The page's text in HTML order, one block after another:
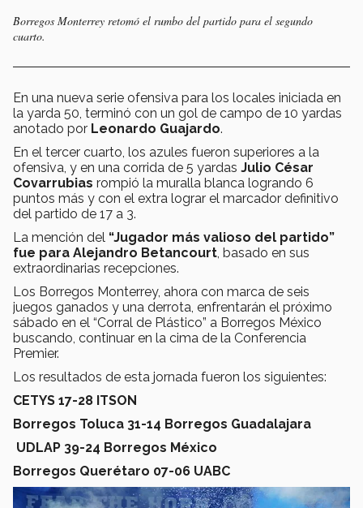
Borregos Monterrey retomó el rumbo del partido para el segundo
cuarto.
En una nueva serie ofensiva para los locales iniciada en
la yarda 50, terminó con un gol de campo de 10 yardas
anotado por Leonardo Guajardo.
En el tercer cuarto, los azules fueron superiores a la
ofensiva, y en una corrida de 5 yardas Julio César
Covarrubias rompió la muralla blanca logrando 6
puntos más y con el extra lograr el marcador definitivo
del partido de 17 a 3.
La mención del “Jugador más valioso del partido”
fue para Alejandro Betancourt , basado en sus
extraordinarias recepciones.
Los Borregos Monterrey, ahora con marca de seis
juegos ganados y una derrota, enfrentarán el próximo
sábado en el “Corral de Plástico” a Borregos México
buscando, continuar en la cima de la Conferencia
Premier.
Los resultados de esta jornada fueron los siguientes:
CETYS 17-28 ITSON
Borregos Toluca 31-14 Borregos Guadalajara
UDLAP 39-24 Borregos México
Borregos Querétaro 07-06 UABC